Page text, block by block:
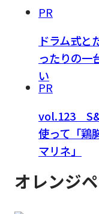
PR
ドラム式と
ったりの一
い
PR
vol.123
使って「鶏
マリネ」
オレンジ